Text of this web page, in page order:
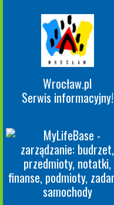
Wrocław.pl
Serwis informacyjny!